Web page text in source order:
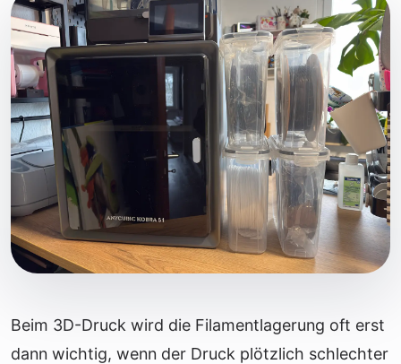
Beim 3D-Druck wird die Filamentlagerung oft erst
dann wichtig, wenn der Druck plötzlich schlechter